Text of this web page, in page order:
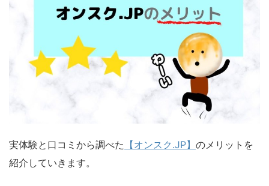
実体験と口コミから調べた 【オンスク.JP】 のメリットを
紹介していきます。